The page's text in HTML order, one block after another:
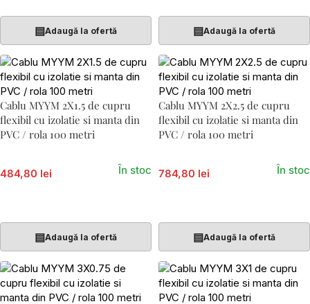
▤Adaugă la ofertă ▤Adaugă la ofertă
Cablu MYYM 2X1.5 de cupru
flexibil cu izolatie si manta din
PVC / rola 100 metri
484,80 lei În stoc
▤Adaugă la ofertă
Cablu MYYM 2X2.5 de cupru
flexibil cu izolatie si manta din
PVC / rola 100 metri
784,80 lei În stoc
▤Adaugă la ofertă